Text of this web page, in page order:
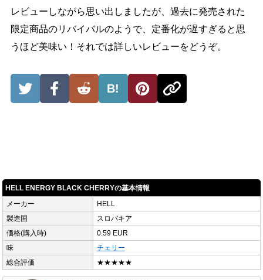
レビューしながら思い出しましたが、過去に発売された
限定商品のリバイバルのようで、定番化が遅すぎると思
うほど美味い！それでは詳しいレビューをどうぞ。
B!
HELL ENERGY BLACK CHERRYの基本情報
メーカー
HELL
製造国
スロバキア
価格(購入時)
0.59 EUR
味
チェリー
総合評価
★★★★★